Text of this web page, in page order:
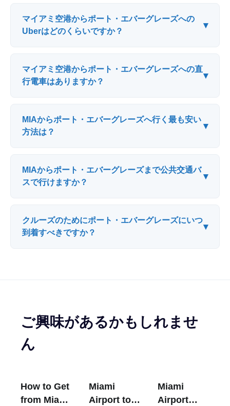
マイアミ空港からポート・エバーグレーズへの
Uberはどのくらいですか？
▾
マイアミ空港からポート・エバーグレーズへの直
行電車はありますか？
▾
MIAからポート・エバーグレーズへ行く最も安い
方法は？
▾
MIAからポート・エバーグレーズまで公共交通バ
スで行けますか？
▾
クルーズのためにポート・エバーグレーズにいつ
到着すべきですか？
▾
ご興味があるかもしれませ
ん
How to Get
from Miami
Miami
Airport to
Miami
Airport